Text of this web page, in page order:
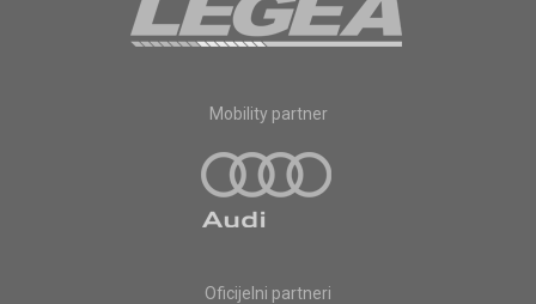
Mobility partner
Oficijelni partneri